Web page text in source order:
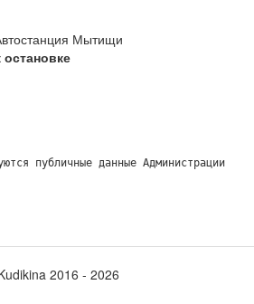
Мытищи
публичные данные Администрации
2016 ‐ 2026